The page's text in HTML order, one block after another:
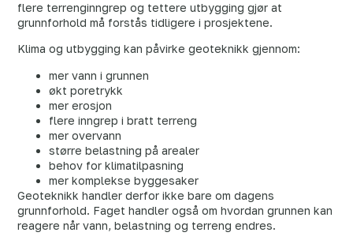
flere terrenginngrep og tettere utbygging gjør at
grunnforhold må forstås tidligere i prosjektene.
Klima og utbygging kan påvirke geoteknikk gjennom:
mer vann i grunnen
økt poretrykk
mer erosjon
flere inngrep i bratt terreng
mer overvann
større belastning på arealer
behov for klimatilpasning
mer komplekse byggesaker
Geoteknikk handler derfor ikke bare om dagens
grunnforhold. Faget handler også om hvordan grunnen kan
reagere når vann, belastning og terreng endres.